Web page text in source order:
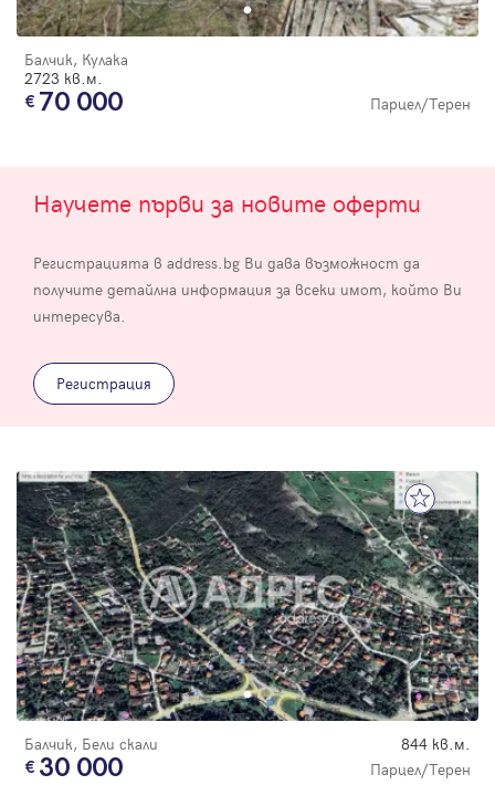
Балчик, Кулака
2723 кв.м.
70 000 Парцел/Терен
Научете първи за новите оферти
Регистрацията в address.bg Ви дава възможност да
получите детайлна информация за всеки имот, който Ви
интересува.
Регистрация
Балчик, Бели скали 844 кв.м.
30 000 Парцел/Терен